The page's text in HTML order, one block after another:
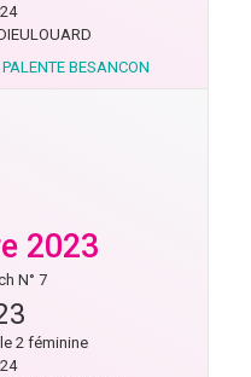
BESANCON
2023
N° 7
2 féminine